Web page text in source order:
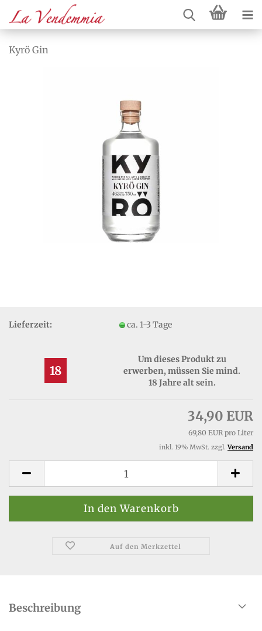
Kyrö Gin
Lieferzeit: ca. 1-3 Tage
18
Um dieses Produkt zu
erwerben, müssen Sie mind.
18 Jahre alt sein.
34,90 EUR
69,80 EUR pro Liter
inkl. 19% MwSt. zzgl.Versand
Auf den Merkzettel
Beschreibung